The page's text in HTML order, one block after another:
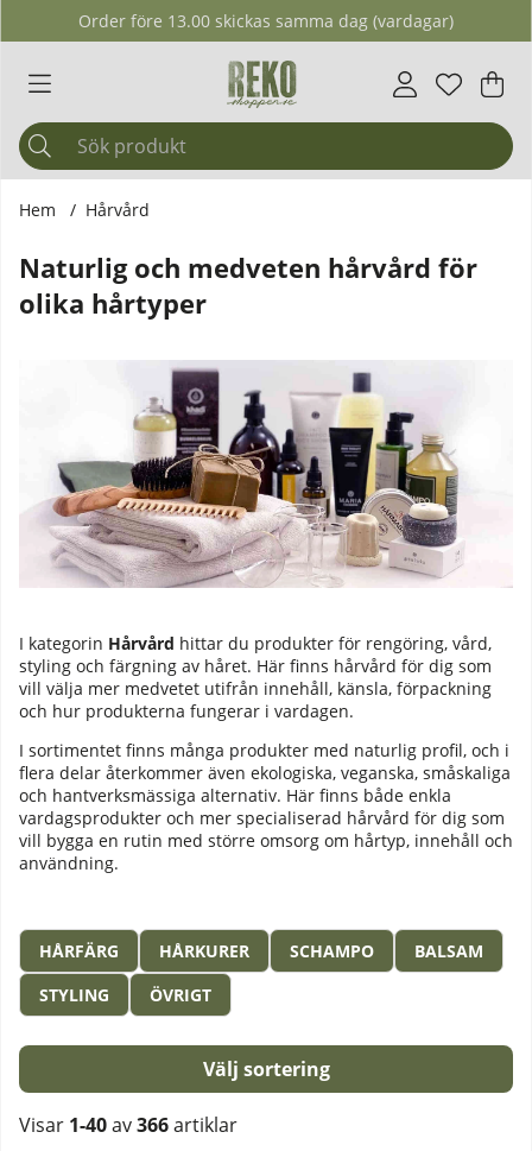
Order före 13.00 skickas samma dag (vardagar)
Antal i
. .
Hem Hårvård
Naturlig och medveten hårvård för
olika hårtyper
I kategorin Hårvård hittar du produkter för rengöring, vård,
styling och färgning av håret. Här finns hårvård för dig som
vill välja mer medvetet utifrån innehåll, känsla, förpackning
och hur produkterna fungerar i vardagen.
I sortimentet finns många produkter med naturlig profil, och i
flera delar återkommer även ekologiska, veganska, småskaliga
och hantverksmässiga alternativ. Här finns både enkla
vardagsprodukter och mer specialiserad hårvård för dig som
vill bygga en rutin med större omsorg om hårtyp, innehåll och
användning.
HÅRFÄRG HÅRKURER SCHAMPO
BALSAM
STYLING
ÖVRIGT
Sortera
Visar 1-40av366artiklar